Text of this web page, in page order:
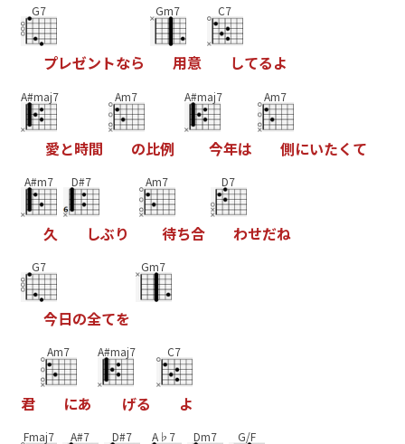
G7
プレゼン トなら
Gm7
用意
C7
してるよ
A#maj7
愛と時間
Am7
の比例
A#maj7
今年は
Am7
側にいたく て
A#m7
久
D#7
しぶり
Am7
待ち合
D7
わせだね
G7
今日の全てを
Gm7
君
Am7
にあ
A#maj7
げる
C7
よ
Fmaj7 A#7 D#7 A♭7 Dm7 G/F